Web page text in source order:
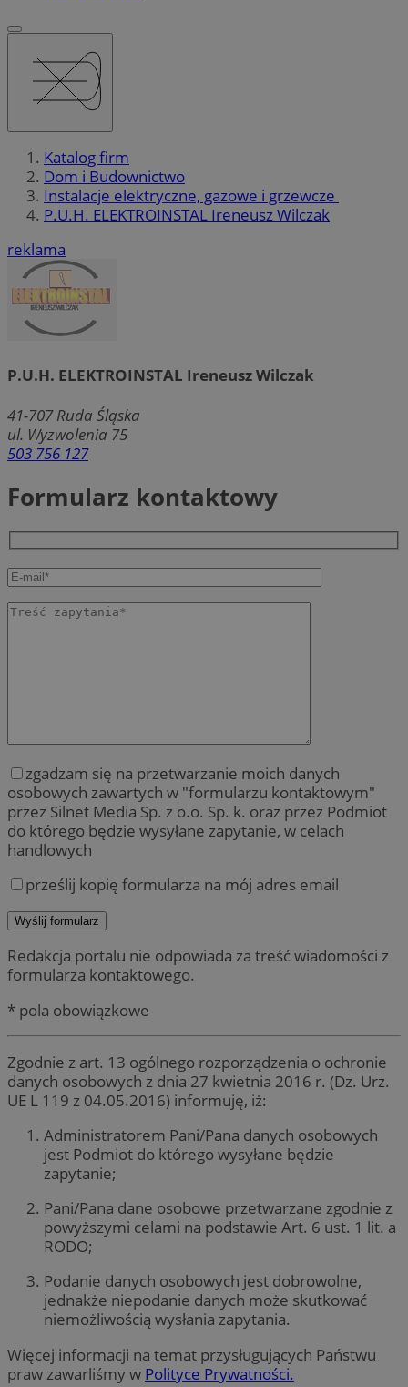
Katalog firm
Dom i Budownictwo
Instalacje elektryczne, gazowe i grzewcze
P.U.H. ELEKTROINSTAL Ireneusz Wilczak
reklama
P.U.H. ELEKTROINSTAL Ireneusz Wilczak
41-707 Ruda Śląska
ul. Wyzwolenia 75
503 756 127
Formularz kontaktowy
zgadzam się na przetwarzanie moich danych
osobowych zawartych w "formularzu kontaktowym"
przez Silnet Media Sp. z o.o. Sp. k. oraz przez Podmiot
do którego będzie wysyłane zapytanie, w celach
handlowych
prześlij kopię formularza na mój adres email
Redakcja portalu nie odpowiada za treść wiadomości z
formularza kontaktowego.
* pola obowiązkowe
Zgodnie z art. 13 ogólnego rozporządzenia o ochronie
danych osobowych z dnia 27 kwietnia 2016 r. (Dz. Urz.
UE L 119 z 04.05.2016) informuję, iż:
Administratorem Pani/Pana danych osobowych
jest Podmiot do którego wysyłane będzie
zapytanie;
Pani/Pana dane osobowe przetwarzane zgodnie z
powyższymi celami na podstawie Art. 6 ust. 1 lit. a
RODO;
Podanie danych osobowych jest dobrowolne,
jednakże niepodanie danych może skutkować
niemożliwością wysłania zapytania.
Więcej informacji na temat przysługujących Państwu
praw zawarliśmy w Polityce Prywatności.